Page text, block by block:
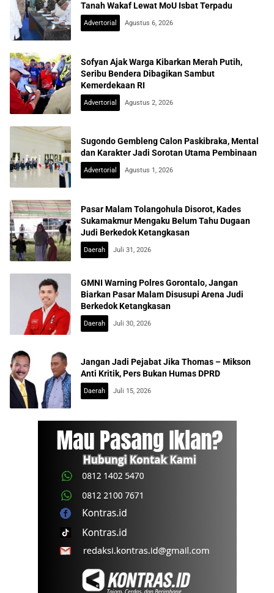
Tanah Wakaf Lewat MoU Isbat Terpadu
Advertorial Agustus 6, 2026
Sofyan Ajak Warga Kibarkan Merah Putih,
Seribu Bendera Dibagikan Sambut
Kemerdekaan RI
Advertorial Agustus 2, 2026
Sugondo Gembleng Calon Paskibraka, Mental
dan Karakter Jadi Sorotan Utama Pembinaan
Advertorial Agustus 1, 2026
Pasar Malam Tolangohula Disorot, Kades
Sukamakmur Mengaku Belum Tahu Dugaan
Judi Berkedok Ketangkasan
Daerah Juli 31, 2026
GMNI Warning Polres Gorontalo, Jangan
Biarkan Pasar Malam Disusupi Arena Judi
Berkedok Ketangkasan
Daerah Juli 30, 2026
Jangan Jadi Pejabat Jika Thomas – Mikson
Anti Kritik, Pers Bukan Humas DPRD
Daerah Juli 15, 2026